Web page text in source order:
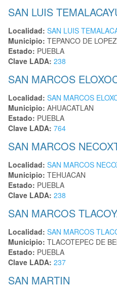
SAN LUIS
Localidad: SAN LUIS
Municipio: TEPANCO DE LOPEZ
Estado: PUEBLA
Clave LADA: 238
SAN MARCOS
Localidad: SAN MARCOS
Municipio: AHUACATLAN
Estado: PUEBLA
Clave LADA: 764
SAN MARCOS
Localidad: SAN MARCOS
Municipio: TEHUACAN
Estado: PUEBLA
Clave LADA: 238
SAN MARCOS
Localidad: SAN MARCOS
Municipio: TLACOTEPEC DE
Estado: PUEBLA
Clave LADA: 237
SAN MARTIN